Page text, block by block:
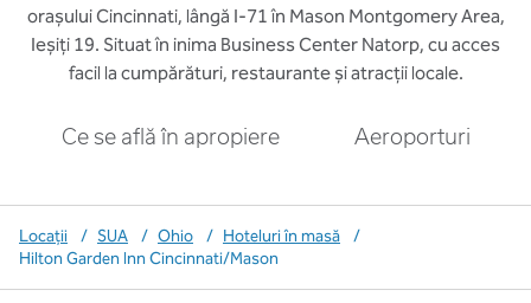
orașului Cincinnati, lângă I-71 în Mason Montgomery Area,
Ieșiți 19. Situat în inima Business Center Natorp, cu acces
facil la cumpărături, restaurante și atracții locale.
Ce se află în apropiere Aeroporturi
Locații / SUA / Ohio / Hoteluri în masă
/
Hilton Garden Inn Cincinnati/Mason